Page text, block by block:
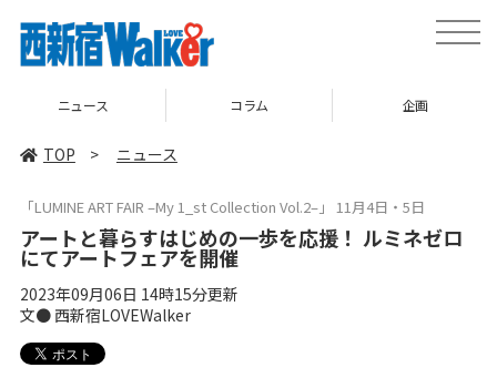
toggle
ニュース コラム 企画
TOP > ニュース
「LUMINE ART FAIR –My 1_st Collection Vol.2–」 11月4日・5日
アートと暮らすはじめの一歩を応援！ ルミネゼロ
にてアートフェアを開催
2023年09月06日 14時15分更新
文● 西新宿LOVEWalker